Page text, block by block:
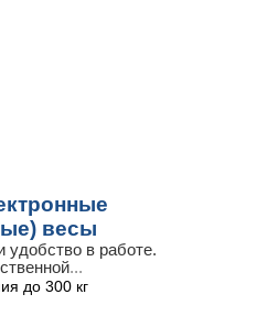
весы
удобство в работе.
...
до 300 кг